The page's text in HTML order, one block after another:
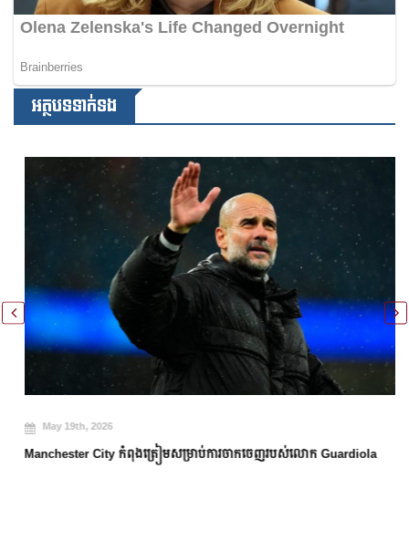
អត្ថបទទាក់ទង
May 19th, 2026
Manchester City កំពុងត្រៀមសម្រាប់ការចាកចេញរបស់លោក Guardiola